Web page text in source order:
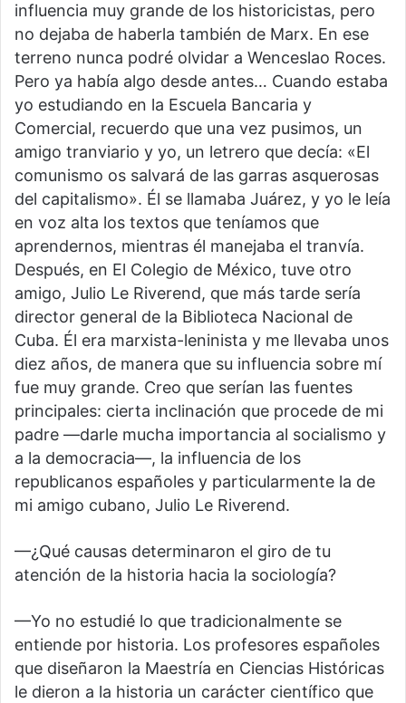
influencia muy grande de los historicistas, pero
no dejaba de haberla también de Marx. En ese
terreno nunca podré olvidar a Wenceslao Roces.
Pero ya había algo desde antes… Cuando estaba
yo estudiando en la Escuela Bancaria y
Comercial, recuerdo que una vez pusimos, un
amigo tranviario y yo, un letrero que decía: «El
comunismo os salvará de las garras asquerosas
del capitalismo». Él se llamaba Juárez, y yo le leía
en voz alta los textos que teníamos que
aprendernos, mientras él manejaba el tranvía.
Después, en El Colegio de México, tuve otro
amigo, Julio Le Riverend, que más tarde sería
director general de la Biblioteca Nacional de
Cuba. Él era marxista-leninista y me llevaba unos
diez años, de manera que su influencia sobre mí
fue muy grande. Creo que serían las fuentes
principales: cierta inclinación que procede de mi
padre —darle mucha importancia al socialismo y
a la democracia—, la influencia de los
republicanos españoles y particularmente la de
mi amigo cubano, Julio Le Riverend.
—¿Qué causas determinaron el giro de tu
atención de la historia hacia la sociología?
—Yo no estudié lo que tradicionalmente se
entiende por historia. Los profesores españoles
que diseñaron la Maestría en Ciencias Históricas
le dieron a la historia un carácter científico que